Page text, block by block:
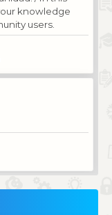
knowledge
users.